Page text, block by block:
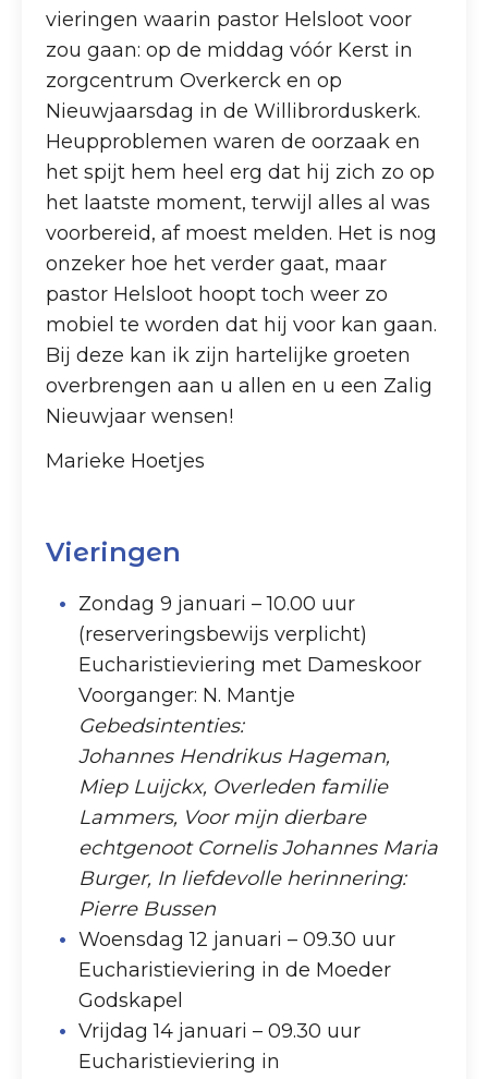
vieringen waarin pastor Helsloot voor
zou gaan: op de middag vóór Kerst in
zorgcentrum Overkerck en op
Nieuwjaarsdag in de Willibrorduskerk.
Heupproblemen waren de oorzaak en
het spijt hem heel erg dat hij zich zo op
het laatste moment, terwijl alles al was
voorbereid, af moest melden. Het is nog
onzeker hoe het verder gaat, maar
pastor Helsloot hoopt toch weer zo
mobiel te worden dat hij voor kan gaan.
Bij deze kan ik zijn hartelijke groeten
overbrengen aan u allen en u een Zalig
Nieuwjaar wensen!
Marieke Hoetjes
Vieringen
Zondag 9 januari – 10.00 uur
(reserveringsbewijs verplicht)
Eucharistieviering met Dameskoor
Voorganger: N. Mantje
Gebedsintenties:
Johannes Hendrikus Hageman,
Miep Luijckx, Overleden familie
Lammers, Voor mijn dierbare
echtgenoot Cornelis Johannes Maria
Burger, In liefdevolle herinnering:
Pierre Bussen
Woensdag 12 januari – 09.30 uur
Eucharistieviering in de Moeder
Godskapel
Vrijdag 14 januari – 09.30 uur
Eucharistieviering in